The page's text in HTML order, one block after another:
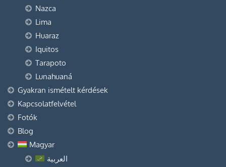
Nazca
Lima
Huaraz
Iquitos
Tarapoto
Lunahuaná
Gyakran ismételt kérdések
Kapcsolatfelvétel
Fotók
Blog
Magyar
العربية